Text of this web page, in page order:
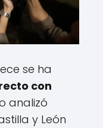
se ha
con
analizó
y León